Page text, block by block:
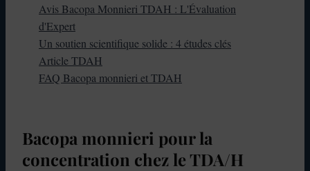
Avis Bacopa Monnieri TDAH : L'Évaluation
d'Expert
Un soutien scientifique solide : 4 études clés
Article TDAH
FAQ Bacopa monnieri et TDAH
Bacopa monnieri pour la
concentration chez le TDA/H